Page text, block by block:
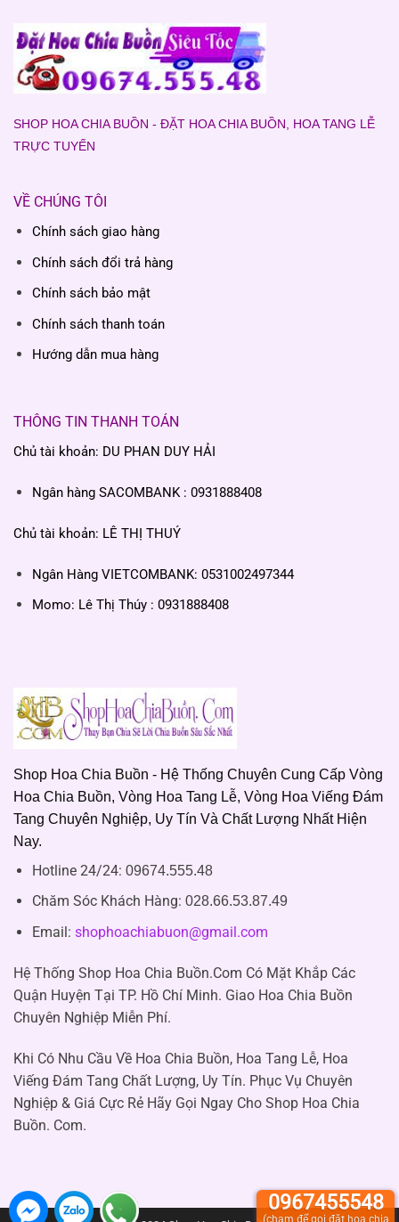
SHOP HOA CHIA BUỒN - ĐẶT HOA CHIA BUỒN, HOA TANG LỄ
TRỰC TUYẾN
VỀ CHÚNG TÔI
Chính sách giao hàng
Chính sách đổi trả hàng
Chính sách bảo mật
Chính sách thanh toán
Hướng dẫn mua hàng
THÔNG TIN THANH TOÁN
Chủ tài khoản: DU PHAN DUY HẢI
Ngân hàng SACOMBANK : 0931888408
Chủ tài khoản: LÊ THỊ THUÝ
Ngân Hàng VIETCOMBANK: 0531002497344
Momo: Lê Thị Thúy : 0931888408
Shop Hoa Chia Buồn - Hệ Thống Chuyên Cung Cấp Vòng
Hoa Chia Buồn, Vòng Hoa Tang Lễ, Vòng Hoa Viếng Đám
Tang Chuyên Nghiệp, Uy Tín Và Chất Lượng Nhất Hiện
Nay.
Hotline 24/24: 09674.555.48
Chăm Sóc Khách Hàng: 028.66.53.87.49
Email: shophoachiabuon@gmail.com
Hệ Thống Shop Hoa Chia Buồn.Com Có Mặt Khắp Các
Quận Huyện Tại TP. Hồ Chí Minh. Giao Hoa Chia Buồn
Chuyên Nghiệp Miễn Phí.
Khi Có Nhu Cầu Về Hoa Chia Buồn, Hoa Tang Lễ, Hoa
Viếng Đám Tang Chất Lượng, Uy Tín. Phục Vụ Chuyên
Nghiệp & Giá Cực Rẻ Hãy Gọi Ngay Cho Shop Hoa Chia
Buồn. Com.
0967455548
(chạm để gọi đặt hoa chia